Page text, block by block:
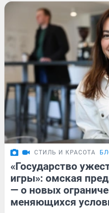
СТИЛЬ И КРАСОТА
«Государство
игры»: омская
— о новых
меняющихся